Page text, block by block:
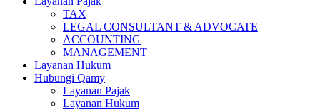
TAX
LEGAL CONSULTANT & ADVOCATE
ACCOUNTING
MANAGEMENT
Layanan Hukum
Hubungi Qamy
Layanan Pajak
Layanan Hukum